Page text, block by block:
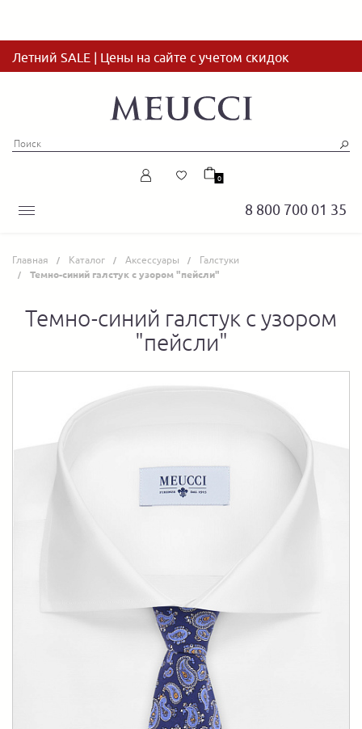
Летний SALE | Цены на сайте с учетом скидок
8 800 700 01 35
0
Главная Каталог Аксессуары Галстуки
Темно-синий галстук с узором "пейсли"
Темно-синий галстук с узором
"пейсли"